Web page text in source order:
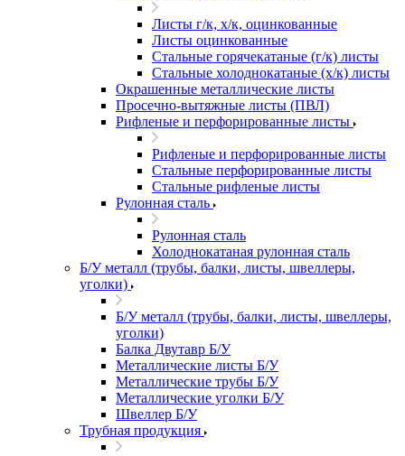
Листы г/к, х/к, оцинкованные
Листы оцинкованные
Стальные горячекатаные (г/к) листы
Стальные холоднокатаные (х/к) листы
Окрашенные металлические листы
Просечно-вытяжные листы (ПВЛ)
Рифленые и перфорированные листы
Рифленые и перфорированные листы
Стальные перфорированные листы
Стальные рифленые листы
Рулонная сталь
Рулонная сталь
Холоднокатаная рулонная сталь
Б/У металл (трубы, балки, листы, швеллеры,
уголки)
Б/У металл (трубы, балки, листы, швеллеры,
уголки)
Балка Двутавр Б/У
Металлические листы Б/У
Металлические трубы Б/У
Металлические уголки Б/У
Швеллер Б/У
Трубная продукция